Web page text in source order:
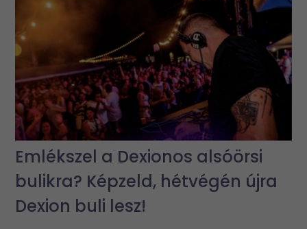
Emlékszel a Dexionos alsóörsi
bulikra? Képzeld, hétvégén újra
Dexion buli lesz!